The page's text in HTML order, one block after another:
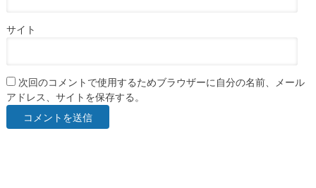
サイト
次回のコメントで使用するためブラウザーに自分の名前、メール
アドレス、サイトを保存する。